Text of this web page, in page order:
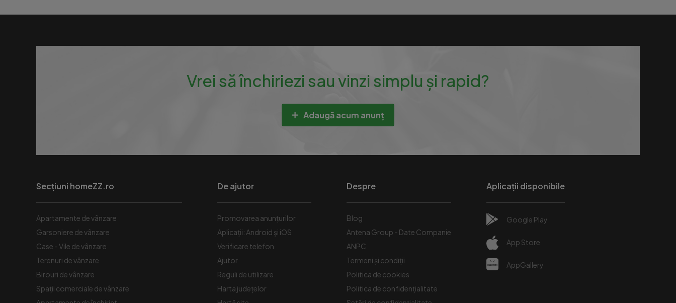
Vrei să închiriezi sau vinzi simplu și rapid?
Adaugă acum anunț
Secțiuni homeZZ.ro
Apartamente de vânzare
Garsoniere de vânzare
Case - Vile de vânzare
Terenuri de vânzare
Birouri de vânzare
Spaţii comerciale de vânzare
De ajutor
Promovarea anunțurilor
Aplicații: Android și iOS
Verificare telefon
Ajutor
Reguli de utilizare
Harta județelor
Despre
Blog
Antena Group - Date Companie
ANPC
Termeni și condiții
Politica de cookies
Politica de confidențialitate
Aplicații disponibile
Google Play
App Store
AppGallery